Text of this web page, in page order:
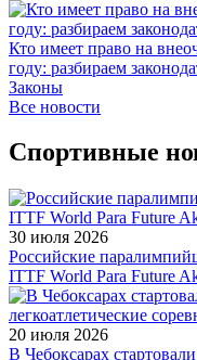
Кто имеет право на
году: разбираем
Законы
Все новости
Спортивные
30 июля 2026
Российские
ITTF World Para Future
20 июля 2026
В Чебоксарах